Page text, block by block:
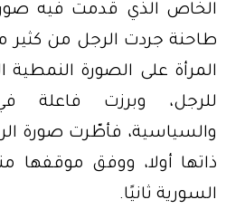
الخاص الذي قدمت فيه
طاحنة جردت الرجل من كثير
المرأة على الصورة النمطية
للرجل، وبرزت فاعلة في
والسياسية، فأطّرت صورة
ذاتها أولا، ووفق موقفها
السورية ثانيًا.